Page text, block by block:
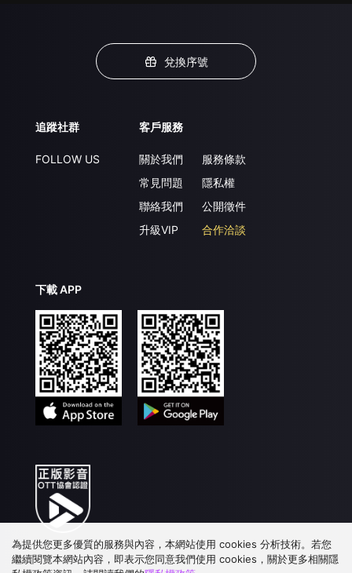
兌換序號
追蹤社群
FOLLOW US
客戶服務
關於我們
常見問題
聯絡我們
升級VIP
服務條款
隱私權
公開徵件
合作洽談
下載 APP
為提供您更多優質的服務與內容，本網站使用 cookies 分析技術。若您
繼續閱覽本網站內容，即表示您同意我們使用 cookies，關於更多相關隱